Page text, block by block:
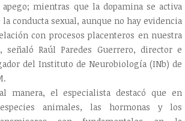
mientras que la dopamina se activa
conducta sexual, aunque no hay evidencia
con procesos placenteros en nuestra
señaló Raúl Paredes Guerrero, director e
del Instituto de Neurobiología (INb) de
manera, el especialista destacó que en
animales, las hormonas y los